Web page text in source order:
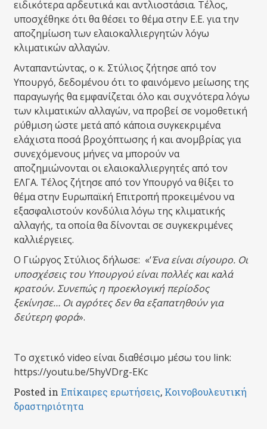
ειδικότερα αρδευτικά και αντλιοστάσια. Τέλος,
υποσχέθηκε ότι θα θέσει το θέμα στην E.E. για την
αποζημίωση των ελαιοκαλλιεργητών λόγω
κλιματικών αλλαγών.
Ανταπαντώντας, ο κ. Στύλιος ζήτησε από τον
Υπουργό, δεδομένου ότι το φαινόμενο μείωσης της
παραγωγής θα εμφανίζεται όλο και συχνότερα λόγω
των κλιματικών αλλαγών, να προβεί σε νομοθετική
ρύθμιση ώστε μετά από κάποια συγκεκριμένα
ελάχιστα ποσά βροχόπτωσης ή και ανομβρίας για
συνεχόμενους μήνες να μπορούν να
αποζημιώνονται οι ελαιοκαλλιεργητές από τον
ΕΛΓΑ. Τέλος ζήτησε από τον Υπουργό να θίξει το
θέμα στην Ευρωπαϊκή Επιτροπή προκειμένου να
εξασφαλιστούν κονδύλια λόγω της κλιματικής
αλλαγής, τα οποία θα δίνονται σε συγκεκριμένες
καλλιέργειες.
Ο Γιώργος Στύλιος δήλωσε: «‘Ένα είναι σίγουρο. Οι
υποσχέσεις του Υπουργού είναι πολλές και καλά
κρατούν. Συνεπώς η προεκλογική περίοδος
ξεκίνησε… Οι αγρότες δεν θα εξαπατηθούν για
δεύτερη φορά».
Το σχετικό video είναι διαθέσιμο μέσω του link:
https://youtu.be/5hyVDrg-EKc
Posted in Επίκαιρες ερωτήσεις, Κοινοβουλευτική
δραστηριότητα